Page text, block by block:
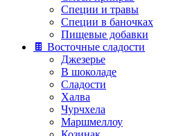
Специи и травы
Специи в баночках
Пищевые добавки
🍫 Восточные сладости
Джезерье
В шоколаде
Сладости
Халва
Чурчхела
Маршмеллоу